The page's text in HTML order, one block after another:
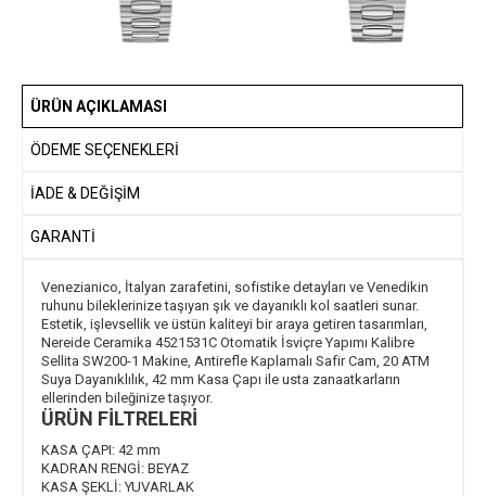
ÜRÜN AÇIKLAMASI
ÖDEME SEÇENEKLERI
İADE & DEĞİŞİM
GARANTİ
Venezianico, İtalyan zarafetini, sofistike detayları ve Venedikin
ruhunu bileklerinize taşıyan şık ve dayanıklı kol saatleri sunar.
Estetik, işlevsellik ve üstün kaliteyi bir araya getiren tasarımları,
Nereide Ceramika 4521531C Otomatik İsviçre Yapımı Kalibre
Sellita SW200-1 Makine, Antirefle Kaplamalı Safir Cam, 20 ATM
Suya Dayanıklılık, 42 mm Kasa Çapı ile usta zanaatkarların
ellerinden bileğinize taşıyor.
ÜRÜN FİLTRELERİ
KASA ÇAPI: 42 mm
KADRAN RENGİ: BEYAZ
KASA ŞEKLİ: YUVARLAK